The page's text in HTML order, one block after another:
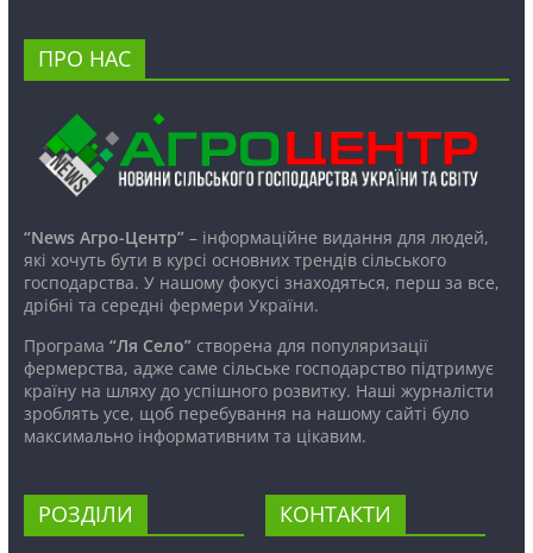
ПРО НАС
“News Агро-Центр”– інформаційне видання для людей,
які хочуть бути в курсі основних трендів сільського
господарства. У нашому фокусі знаходяться, перш за все,
дрібні та середні фермери України.
Програма “Ля Село”створена для популяризації
фермерства, адже саме сільське господарство підтримує
країну на шляху до успішного розвитку. Наші журналісти
зроблять усе, щоб перебування на нашому сайті було
максимально інформативним та цікавим.
РОЗДІЛИ КОНТАКТИ